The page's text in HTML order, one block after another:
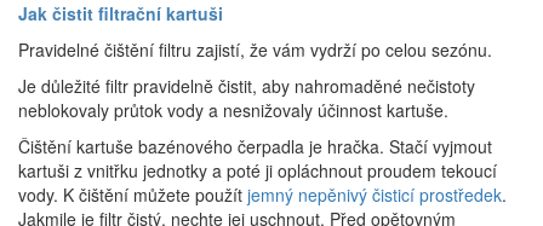
Jak čistit filtrační kartuši
Pravidelné čištění filtru zajistí, že vám vydrží po celou sezónu.
Je důležité filtr pravidelně čistit, aby nahromaděné nečistoty
neblokovaly průtok vody a nesnižovaly účinnost kartuše.
Čištění kartuše bazénového čerpadla je hračka. Stačí vyjmout
kartuši z vnitřku jednotky a poté ji opláchnout proudem tekoucí
vody. K čištění můžete použít jemný nepěnivý čisticí prostředek.
Jakmile je filtr čistý, nechte jej uschnout. Před opětovným